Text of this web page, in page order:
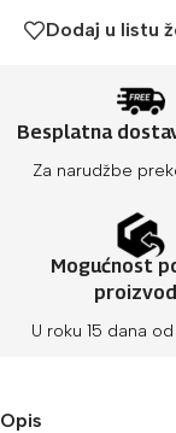
Dodaj u listu
Besplatna
Za narudžbe
Mogućnost
U roku 15 dana
Opis